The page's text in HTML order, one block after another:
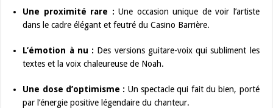
Une proximité rare : Une occasion unique de voir l’artiste
dans le cadre élégant et feutré du Casino Barrière.
L’émotion à nu : Des versions guitare-voix qui subliment les
textes et la voix chaleureuse de Noah.
Une dose d’optimisme : Un spectacle qui fait du bien, porté
par l’énergie positive légendaire du chanteur.